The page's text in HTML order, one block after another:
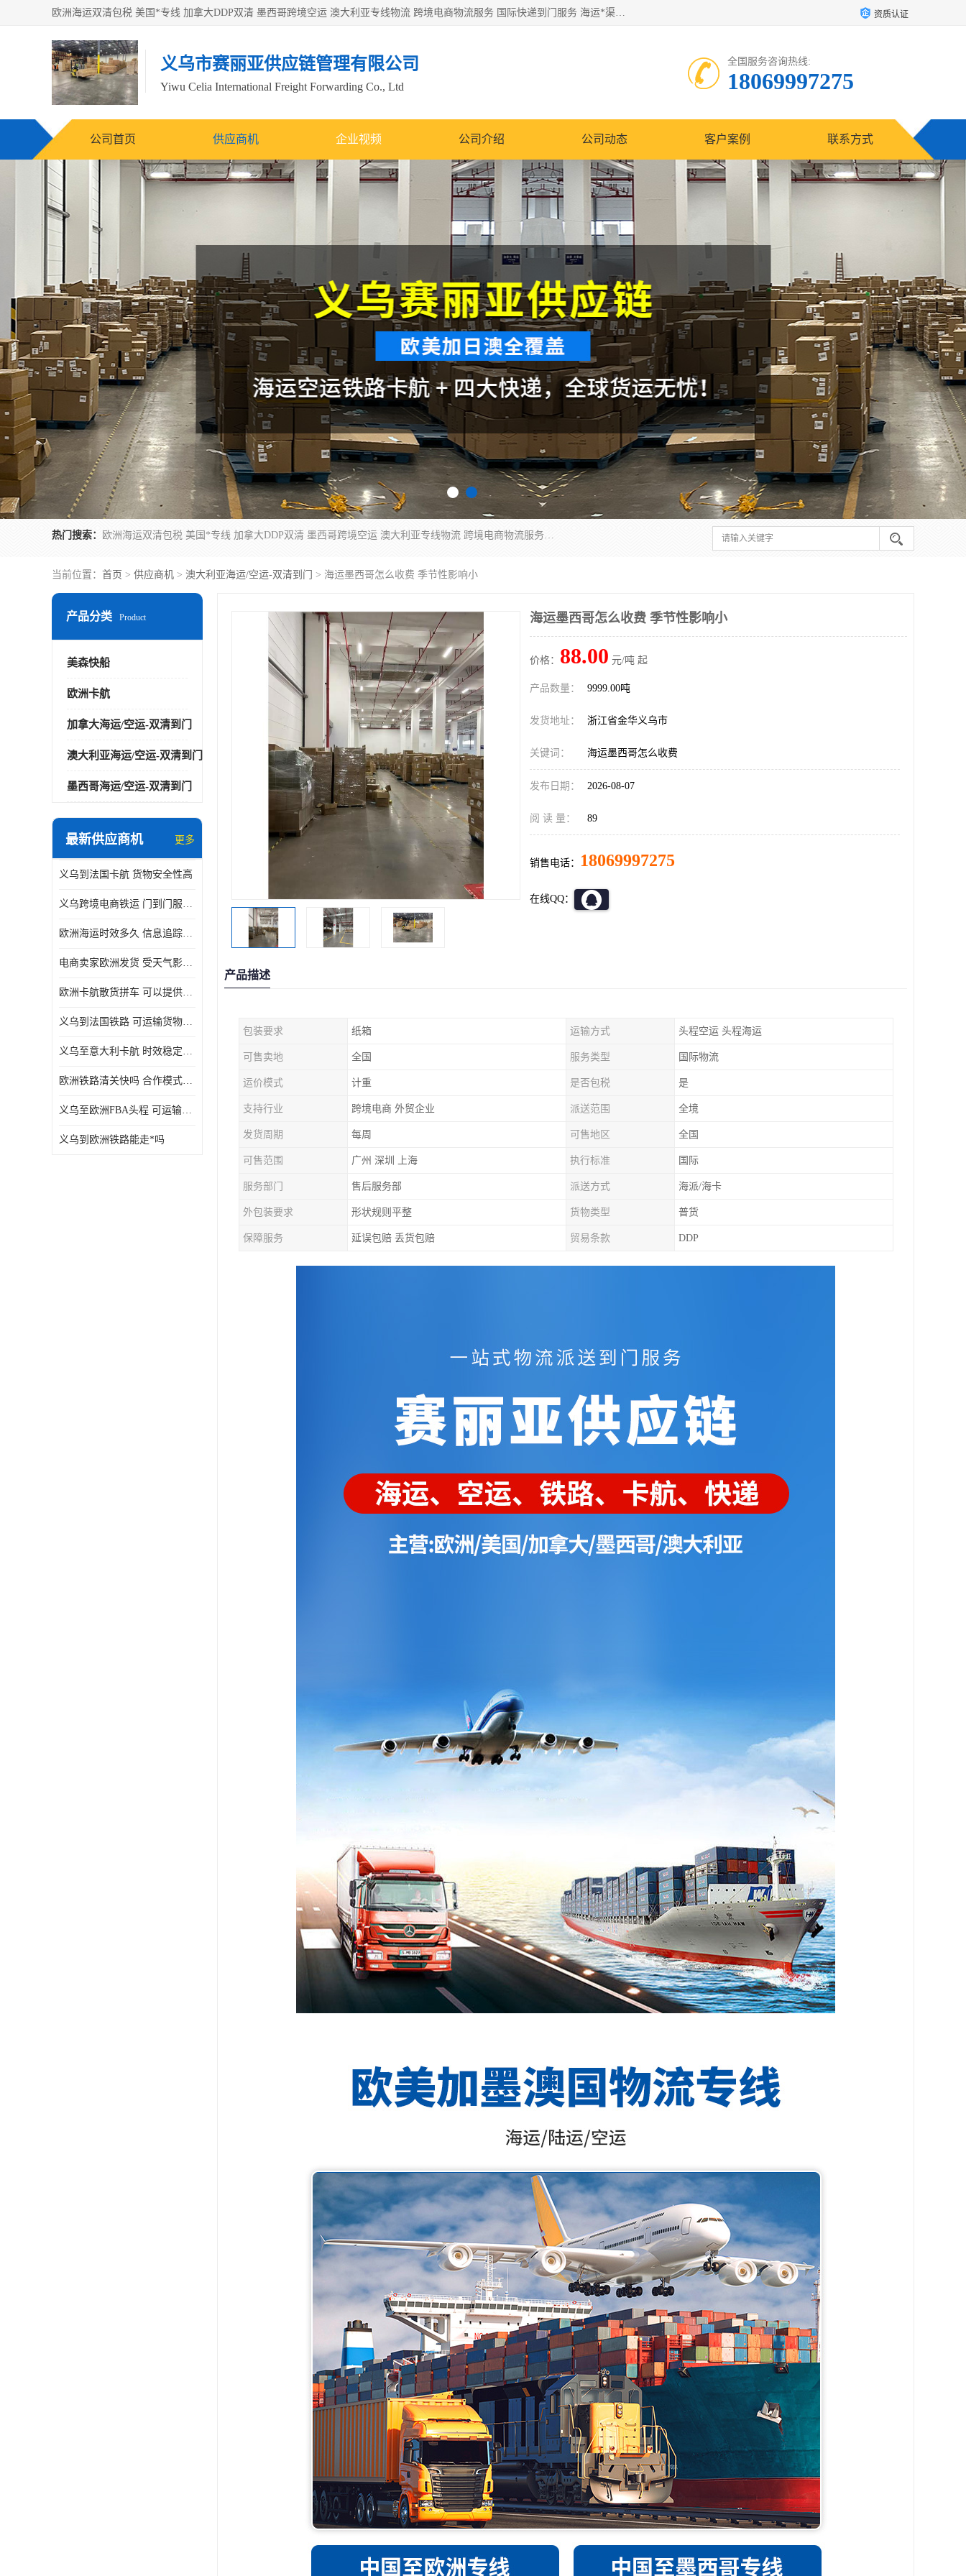
欧洲海运双清包税 美国*专线 加拿大DDP双清 墨西哥跨境空运 澳大利亚专线物流 跨境电商物流服务 国际快递到门服务 海运*渠道 一站式跨境物流解决方案 TikTok/SHEIN专线 电商平台FBA头程运输 国际铁路运输欧洲 UPS/DDHL/联邦快递跨境 美国双清到门物流 跨境*运输 资质认证
义乌市赛丽亚供应链管理有限公司
Yiwu Celia International Freight Forwarding Co., Ltd
全国服务咨询热线:
18069997275
公司首页 供应商机 企业视频 公司介绍 公司动态 客户案例 联系方式
热门搜索： 欧洲海运双清包税 美国*专线 加拿大DDP双清 墨西哥跨境空运 澳大利亚专线物流 跨境电商物流服务 国际快递到门服务 海运*渠道 一站式跨境物流解决方案 TikTok/SHEIN专线 电商平台FBA头程运输 国际铁路运输欧洲 UPS/DDHL/联邦快递跨境 美国双清到门物流 跨境*运输
当前位置： 首页 > 供应商机 > 澳大利亚海运/空运-双清到门 > 海运墨西哥怎么收费 季节性影响小
产品分类 Product
美森快船
欧洲卡航
加拿大海运/空运-双清到门
澳大利亚海运/空运-双清到门
墨西哥海运/空运-双清到门
最新供应商机 更多
义乌到法国卡航 货物安全性高
义乌跨境电商铁运 门到门服务便捷
欧洲海运时效多久 信息追踪及时
电商卖家欧洲发货 受天气影响小
欧洲卡航散货拼车 可以提供个性化服务
义乌到法国铁路 可运输货物种类多
义乌至意大利卡航 时效稳定有保障
欧洲铁路清关快吗 合作模式多样
义乌至欧洲FBA头程 可运输货物种类多
义乌到欧洲铁路能走*吗
海运墨西哥怎么收费 季节性影响小
价格： 88.00 元/吨 起
产品数量： 9999.00吨
发货地址： 浙江省金华义乌市
关键词： 海运墨西哥怎么收费
发布日期： 2026-08-07
阅 读 量： 89
销售电话： 18069997275
在线QQ：
产品描述
包装要求 纸箱 运输方式 头程空运 头程海运
可售卖地 全国 服务类型 国际物流
运价模式 计重 是否包税 是
支持行业 跨境电商 外贸企业 派送范围 全境
发货周期 每周 可售地区 全国
可售范围 广州 深圳 上海 执行标准 国际
服务部门 售后服务部 派送方式 海派/海卡
外包装要求 形状规则平整 货物类型 普货
保障服务 延误包赔 丢货包赔 贸易条款 DDP